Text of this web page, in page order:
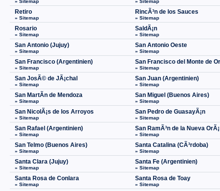
» Sitemap » Sitemap
Retiro
» Sitemap
RincÃ³n de los Sauces
» Sitemap
Rosario
» Sitemap
SaldÃ¡n
» Sitemap
San Antonio (Jujuy)
» Sitemap
San Antonio Oeste
» Sitemap
San Francisco (Argentinien)
» Sitemap
San Francisco del Monte de
» Sitemap
San JosÃ© de JÃ¡chal
» Sitemap
San Juan (Argentinien)
» Sitemap
San MartÃ­n de Mendoza
» Sitemap
San Miguel (Buenos Aires)
» Sitemap
San NicolÃ¡s de los Arroyos
» Sitemap
San Pedro de GuasayÃ¡n
» Sitemap
San Rafael (Argentinien)
» Sitemap
San RamÃ³n de la Nueva
» Sitemap
San Telmo (Buenos Aires)
» Sitemap
Santa Catalina (CÃ³rdoba)
» Sitemap
Santa Clara (Jujuy)
» Sitemap
Santa Fe (Argentinien)
» Sitemap
Santa Rosa de Conlara
» Sitemap
Santa Rosa de Toay
» Sitemap